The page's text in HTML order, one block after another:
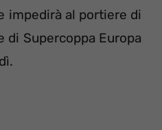
impedirà al portiere di
di Supercoppa Europa